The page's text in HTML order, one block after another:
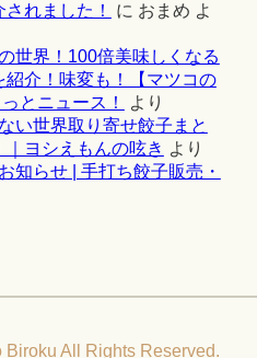
れました！
に おまめ よ
世界！100倍美味しくなる
介！味変も！【マツコの
とニュース！
より
い世界取り寄せ餃子まと
ヨシえもんの呟き より
知らせ | 手打ち餃子販売・
All Rights Reserved.